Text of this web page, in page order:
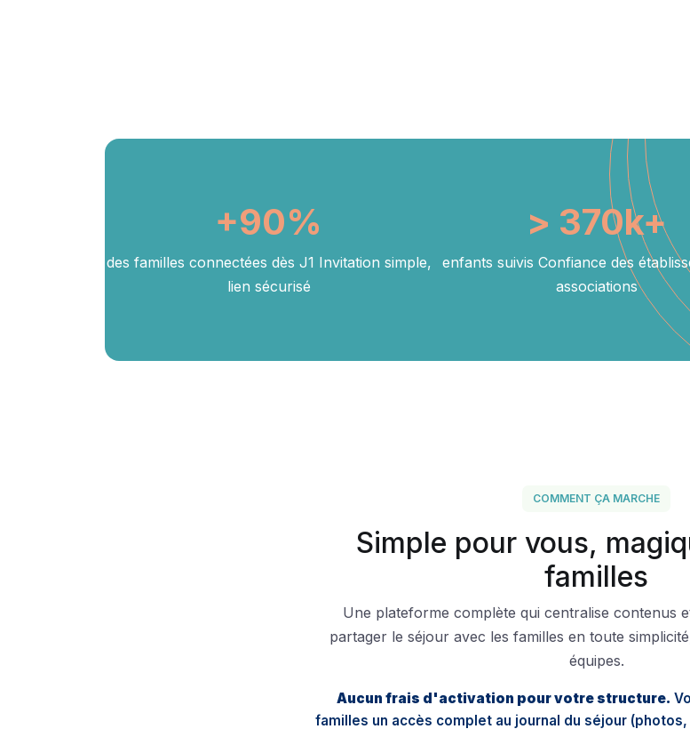
+90%
des familles connectées dès J1 Invitation simple,
lien sécurisé
> 370k+
enfants suivis Confiance des
associations
COMMENT ÇA MARCHE
Simple pour vous,
familles
Une plateforme complète qui centralise contenus
partager le séjour avec les familles en toute
équipes.
Aucun frais d'activation pour votre structure.
familles un accès complet au journal du séjour